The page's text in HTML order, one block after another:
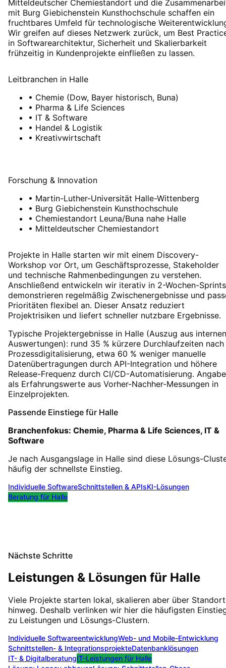
Mitteldeutscher Chemiestandort und die
mit Burg Giebichenstein Kunsthochschule schaffen ein
fruchtbares Umfeld für technologische
Wir greifen auf dieses Netzwerk zurück, um Best
in Softwarearchitektur, Sicherheit und Skalierbarkeit
frühzeitig in Kundenprojekte einfließen zu lassen.
Leitbranchen in Halle
• Chemie (Dow, Bayer historisch, Buna)
• Pharma & Life Sciences
• IT & Software
• Handel & Logistik
• Kreativwirtschaft
Forschung & Innovation
• Martin-Luther-Universität Halle-Wittenberg
• Burg Giebichenstein Kunsthochschule
• Chemiestandort Leuna/Buna nahe Halle
• Mitteldeutscher Chemiestandort
Projekte in Halle starten wir mit einem Discovery-
Workshop vor Ort, um Geschäftsprozesse, Stakeholder
und technische Rahmenbedingungen zu verstehen.
Anschließend entwickeln wir iterativ in 2-Wochen-
demonstrieren regelmäßig Zwischenergebnisse und
Prioritäten flexibel an. Dieser Ansatz reduziert
Projektrisiken und liefert schneller nutzbare Ergebnisse.
Typische Projektergebnisse in Halle (Auszug aus internen
Auswertungen): rund 35 % kürzere Durchlaufzeiten nach
Prozessdigitalisierung, etwa 60 % weniger manuelle
Datenübertragungen durch API-Integration und höhere
Release-Frequenz durch CI/CD-Automatisierung.
als Erfahrungswerte aus Vorher-Nachher-Messungen in
Einzelprojekten.
Passende Einstiege für Halle
Branchenfokus: Chemie, Pharma & Life Sciences, IT &
Software
Je nach Ausgangslage in Halle sind diese Lösungs-
häufig der schnellste Einstieg.
Individuelle SoftwareSchnittstellen & APIsKI-Lösungen
Beratung für Halle
Nächste Schritte
Leistungen & Lösungen für Halle
Viele Projekte starten lokal, skalieren aber über
hinweg. Deshalb verlinken wir hier die häufigsten
zu Leistungen und Lösungs-Clustern.
Individuelle SoftwareentwicklungWeb- und Mobile-Entwicklung
Schnittstellen- & IntegrationsprojekteDatenbanklösungen
IT- & DigitalberatungIT-Leistungen für Halle